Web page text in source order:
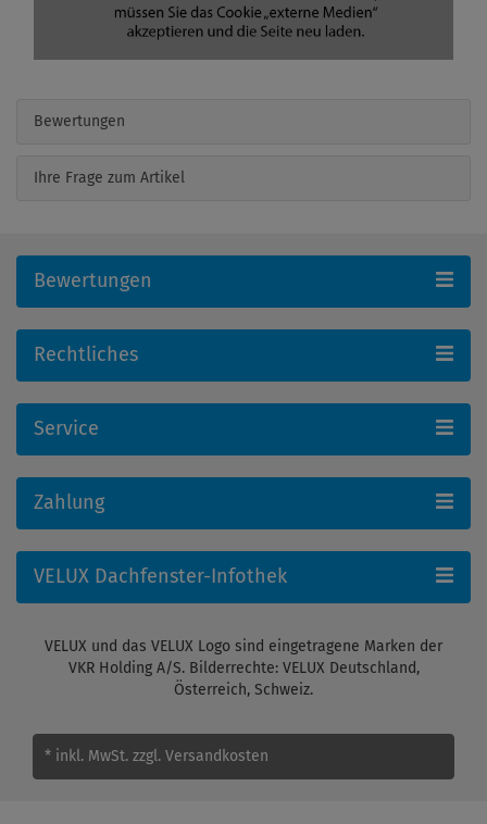
Bewertungen
Ihre Frage zum Artikel
Bewertungen
Rechtliches
Service
Zahlung
VELUX Dachfenster-Infothek
VELUX und das VELUX Logo sind eingetragene Marken der
VKR Holding A/S. Bilderrechte: VELUX Deutschland,
Österreich, Schweiz.
* inkl. MwSt. zzgl. Versandkosten